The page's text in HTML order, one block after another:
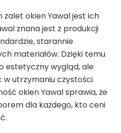
zalet okien Yawal jest ich
znana jest z produkcji
starannie
materiałów. Dzięki temu
estetyczny wygląd, ale
w utrzymaniu czystości.
okien Yawal sprawia, że
dla każdego, kto ceni